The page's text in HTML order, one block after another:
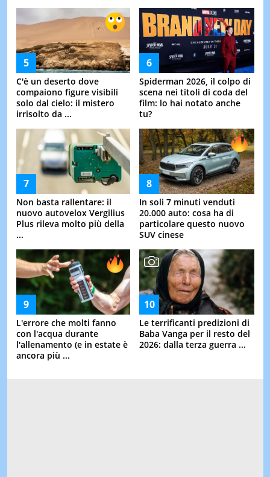
C'è un deserto dove
compaiono figure visibili
solo dal cielo: il mistero
irrisolto da ...
Spiderman 2026, il colpo di
scena nei titoli di coda del
film: lo hai notato anche
tu?
Non basta rallentare: il
nuovo autovelox Vergilius
Plus rileva molto più della
...
In soli 7 minuti venduti
20.000 auto: cosa ha di
particolare questo nuovo
SUV cinese
L'errore che molti fanno
con l'acqua durante
l'allenamento (e in estate è
ancora più ...
Le terrificanti predizioni di
Baba Vanga per il resto del
2026: dalla terza guerra ...